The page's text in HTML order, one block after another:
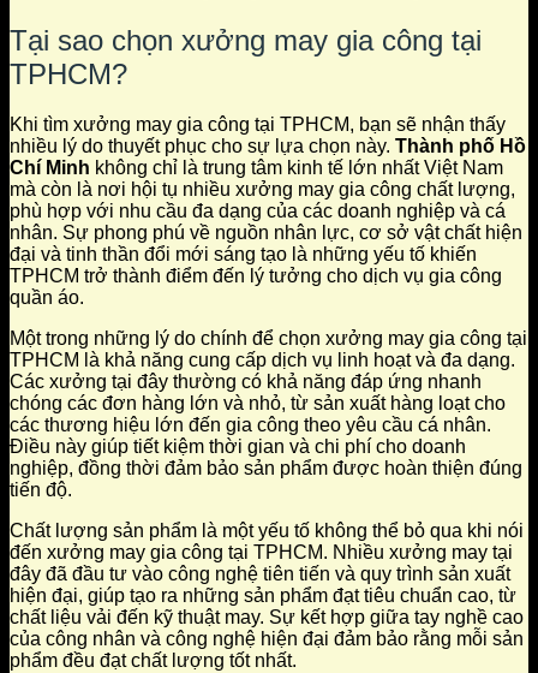
Tại sao chọn xưởng may gia công tại
TPHCM?
Khi tìm xưởng may gia công tại TPHCM, bạn sẽ nhận thấy
nhiều lý do thuyết phục cho sự lựa chọn này. Thành phố Hồ
Chí Minh không chỉ là trung tâm kinh tế lớn nhất Việt Nam
mà còn là nơi hội tụ nhiều xưởng may gia công chất lượng,
phù hợp với nhu cầu đa dạng của các doanh nghiệp và cá
nhân. Sự phong phú về nguồn nhân lực, cơ sở vật chất hiện
đại và tinh thần đổi mới sáng tạo là những yếu tố khiến
TPHCM trở thành điểm đến lý tưởng cho dịch vụ gia công
quần áo.
Một trong những lý do chính để chọn xưởng may gia công tại
TPHCM là khả năng cung cấp dịch vụ linh hoạt và đa dạng.
Các xưởng tại đây thường có khả năng đáp ứng nhanh
chóng các đơn hàng lớn và nhỏ, từ sản xuất hàng loạt cho
các thương hiệu lớn đến gia công theo yêu cầu cá nhân.
Điều này giúp tiết kiệm thời gian và chi phí cho doanh
nghiệp, đồng thời đảm bảo sản phẩm được hoàn thiện đúng
tiến độ.
Chất lượng sản phẩm là một yếu tố không thể bỏ qua khi nói
đến xưởng may gia công tại TPHCM. Nhiều xưởng may tại
đây đã đầu tư vào công nghệ tiên tiến và quy trình sản xuất
hiện đại, giúp tạo ra những sản phẩm đạt tiêu chuẩn cao, từ
chất liệu vải đến kỹ thuật may. Sự kết hợp giữa tay nghề cao
của công nhân và công nghệ hiện đại đảm bảo rằng mỗi sản
phẩm đều đạt chất lượng tốt nhất.